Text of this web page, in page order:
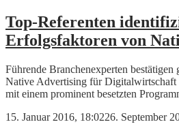
Top-Referenten
Erfolgsfaktoren von
Führende Branchenexperten bestätigen
Native Advertising für Digitalwirtschaft
mit einem prominent besetzten
15. Januar 2016, 18:0226. September